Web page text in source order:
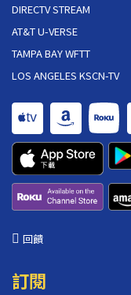
DIRECTV STREAM
AT&T U-VERSE
TAMPA BAY WFTT
LOS ANGELES KSCN-TV
回饋
訂閱